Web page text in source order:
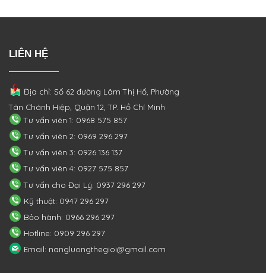
LIÊN HỆ
Địa chỉ: Số 62 đường Lâm Thị Hố, Phường
Tân Chánh Hiệp, Quận 12, TP. Hồ Chí Minh
Tư vấn viên 1: 0968 575 857
Tư vấn viên 2: 0969 296 297
Tư vấn viên 3: 0926 136 137
Tư vấn viên 4: 0927 575 857
Tư vấn cho Đại Lý: 0937 296 297
Kỹ thuật: 0947 296 297
Bảo hành: 0966 296 297
Hotline: 0909 296 297
Email: nangluongthegioi@gmail.com